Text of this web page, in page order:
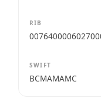
RIB
SWIFT
BCMAMAMC